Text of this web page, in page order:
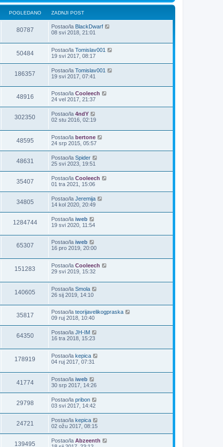
POGLEDANO ZADNJI POST
80787 Postao/la BlackDwarf
08 svi 2018, 21:01
50484 Postao/la Tomislav001
19 svi 2017, 08:17
186357 Postao/la Tomislav001
19 svi 2017, 07:41
48916 Postao/la Cooleech
24 vel 2017, 21:37
302350 Postao/la 4ndY
02 stu 2016, 02:19
48595 Postao/la bertone
24 srp 2015, 05:57
48631 Postao/la Spider
25 svi 2023, 19:51
35407 Postao/la Cooleech
01 tra 2021, 15:06
34805 Postao/la Jeremija
14 kol 2020, 20:49
1284744 Postao/la iweb
19 svi 2020, 11:54
65307 Postao/la iweb
16 pro 2019, 20:00
151283 Postao/la Cooleech
29 svi 2019, 15:32
140605 Postao/la Smola
26 sij 2019, 14:10
35817 Postao/la teorijavelikogpraska
09 ruj 2018, 10:40
64350 Postao/la JH-IM
16 tra 2018, 15:23
178919 Postao/la kepica
04 ruj 2017, 07:31
41774 Postao/la iweb
30 srp 2017, 14:26
29798 Postao/la pribon
03 svi 2017, 14:42
24721 Postao/la kepica
02 ožu 2017, 08:15
139495 Postao/la Abzeenth